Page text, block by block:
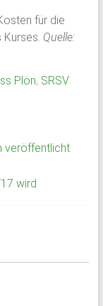
für die
Quelle:
Plön, SRSV
veröffentlicht
wird